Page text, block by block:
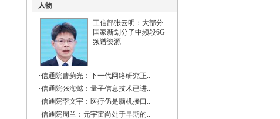
人物
工信部张云明：大部分
国家新划分了中频段6G
频谱资源
·信通院曹蓟光：下一代网络研究正..
·信通院张海懿：量子信息技术已进..
·信通院李文宇：医疗仍是脑机接口..
·信通院周兰：元宇宙尚处于早期的..